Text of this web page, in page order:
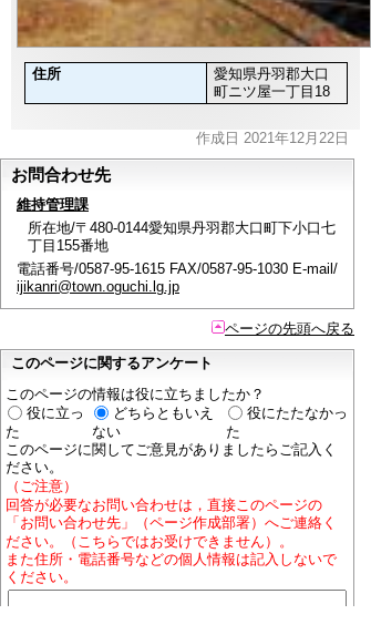
住所
愛知県丹羽郡大口
町ニツ屋一丁目18
作成日 2021年12月22日
お問合わせ先
維持管理課
所在地/〒480-0144愛知県丹羽郡大口町下小口七
丁目155番地
電話番号/0587-95-1615 FAX/0587-95-1030 E-mail/
ijikanri@town.oguchi.lg.jp
ページの先頭へ戻る
このページに関するアンケート
このページの情報は役に立ちましたか？
役に立っ
た
どちらともいえ
ない
役にたたなかっ
た
このページに関してご意見がありましたらご記入く
ださい。
（ご注意）
回答が必要なお問い合わせは，直接このページの
「お問い合わせ先」（ページ作成部署）へご連絡く
ださい。（こちらではお受けできません）。
また住所・電話番号などの個人情報は記入しないで
ください。